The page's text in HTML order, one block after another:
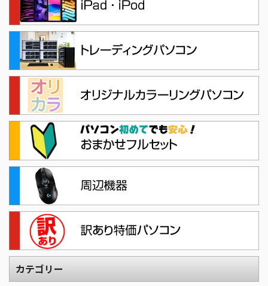
カテゴリー